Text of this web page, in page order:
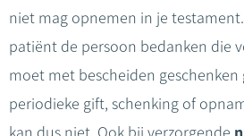
niet mag opnemen in je
patiënt de persoon bedanken die
moet met bescheiden geschenken
periodieke gift, schenking of